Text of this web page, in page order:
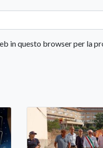
in questo browser per la